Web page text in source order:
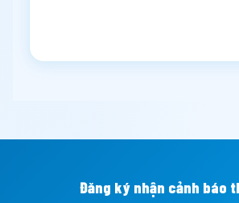
Đăng ký nhận cảnh báo